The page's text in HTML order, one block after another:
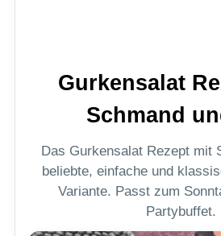
Gurkensalat
Schmand
Das Gurkensalat Rezept mit
beliebte, einfache und
Variante. Passt zum
Partybuffet.